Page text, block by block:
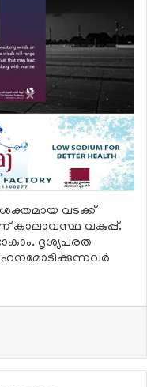
ശക്തമായ വടക്ക്
കാലാവസ്ഥ വകുപ്പ്.
ദൃശ്യപരത